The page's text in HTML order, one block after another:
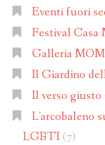
Eventi fuori
Festival Casa
Galleria
Il Giardino
Il verso giusto
L'arcobaleno
LGBTI(7)